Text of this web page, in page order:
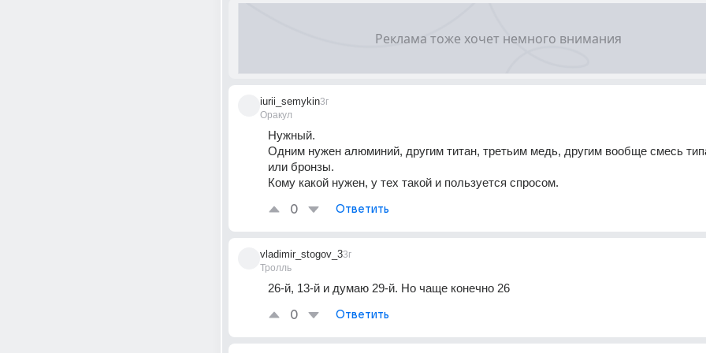
iurii_semykin
Оракул
3г
Нужный.
Одним нужен алюминий, другим титан, третьим медь, другим вообще смесь
или бронзы.
Кому какой нужен, у тех такой и пользуется спросом.
0 Ответить
vladimir_stogov_3
Тролль
3г
26-й, 13-й и думаю 29-й. Но чаще конечно 26
0 Ответить